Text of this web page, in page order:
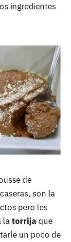
ingredientes
de
son la
pero les
latorrijaque
un poco de